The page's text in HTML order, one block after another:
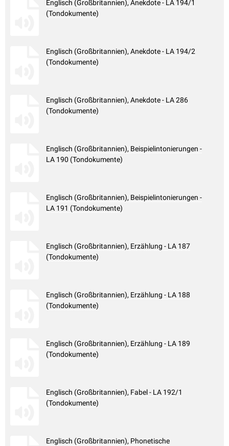
Englisch (Großbritannien), Anekdote - LA 194/1
(Tondokumente)
Englisch (Großbritannien), Anekdote - LA 194/2
(Tondokumente)
Englisch (Großbritannien), Anekdote - LA 286
(Tondokumente)
Englisch (Großbritannien), Beispielintonierungen -
LA 190 (Tondokumente)
Englisch (Großbritannien), Beispielintonierungen -
LA 191 (Tondokumente)
Englisch (Großbritannien), Erzählung - LA 187
(Tondokumente)
Englisch (Großbritannien), Erzählung - LA 188
(Tondokumente)
Englisch (Großbritannien), Erzählung - LA 189
(Tondokumente)
Englisch (Großbritannien), Fabel - LA 192/1
(Tondokumente)
Englisch (Großbritannien), Phonetische